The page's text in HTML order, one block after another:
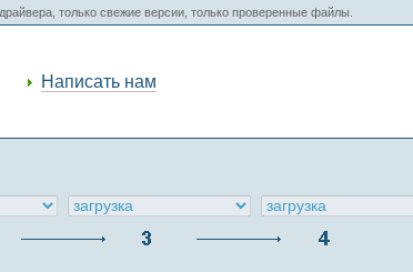
только свежие версии, только проверенные файлы.
Написать нам